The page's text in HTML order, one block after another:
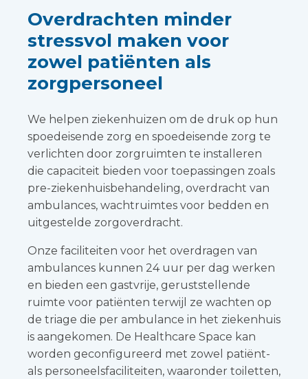
Overdrachten minder
stressvol maken voor
zowel patiënten als
zorgpersoneel
We helpen ziekenhuizen om de druk op hun
spoedeisende zorg en spoedeisende zorg te
verlichten door zorgruimten te installeren
die capaciteit bieden voor toepassingen zoals
pre-ziekenhuisbehandeling, overdracht van
ambulances, wachtruimtes voor bedden en
uitgestelde zorgoverdracht.
Onze faciliteiten voor het overdragen van
ambulances kunnen 24 uur per dag werken
en bieden een gastvrije, geruststellende
ruimte voor patiënten terwijl ze wachten op
de triage die per ambulance in het ziekenhuis
is aangekomen. De Healthcare Space kan
worden geconfigureerd met zowel patiënt-
als personeelsfaciliteiten, waaronder toiletten,